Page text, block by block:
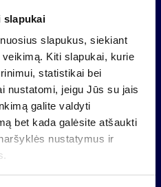
slapukai
slapukus, siekiant
Kiti slapukai, kurie
statistikai bei
nustatomi, jeigu Jūs su jais
galite valdyti
bet kada galėsite atšaukti
nustatymus ir
spalio 1-ąją buvo
vieneto vertė siekia
bendrovės klientai
tuomet, kai akcijų rinkos